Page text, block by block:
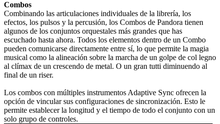
Combos
Combinando las articulaciones individuales de la librería, los
efectos, los pulsos y la percusión, los Combos de Pandora tienen
algunos de los conjuntos orquestales más grandes que has
escuchado hasta ahora. Todos los elementos dentro de un Combo
pueden comunicarse directamente entre sí, lo que permite la magia
musical como la alineación sobre la marcha de un golpe de col legno
al clímax de un crescendo de metal. O un gran tutti diminuendo al
final de un riser.
Los combos con múltiples instrumentos Adaptive Sync ofrecen la
opción de vincular sus configuraciones de sincronización. Esto le
permite establecer la longitud y el tiempo de todo el conjunto con un
solo grupo de controles.